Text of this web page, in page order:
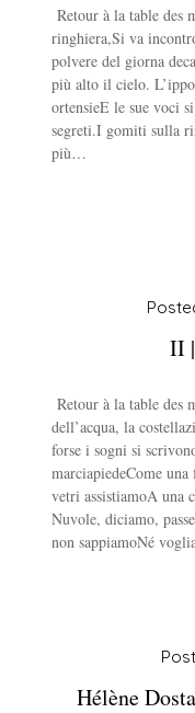
Retour à la table des
ringhiera,Si va
polvere del giorna
più alto il cielo.
ortensieE le sue voci
segreti.I gomiti sulla
più…
II
Retour à la table des
dell’acqua, la
forse i sogni si
marciapiedeCome
vetri assistiamoA una
Nuvole, diciamo,
non sappiamoNé
Hélène